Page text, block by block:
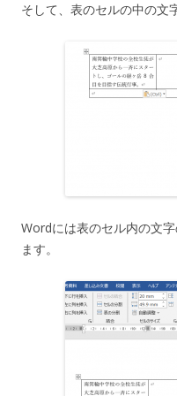
そして、表のセルの中の文
Wordには表のセル内の文
ます。